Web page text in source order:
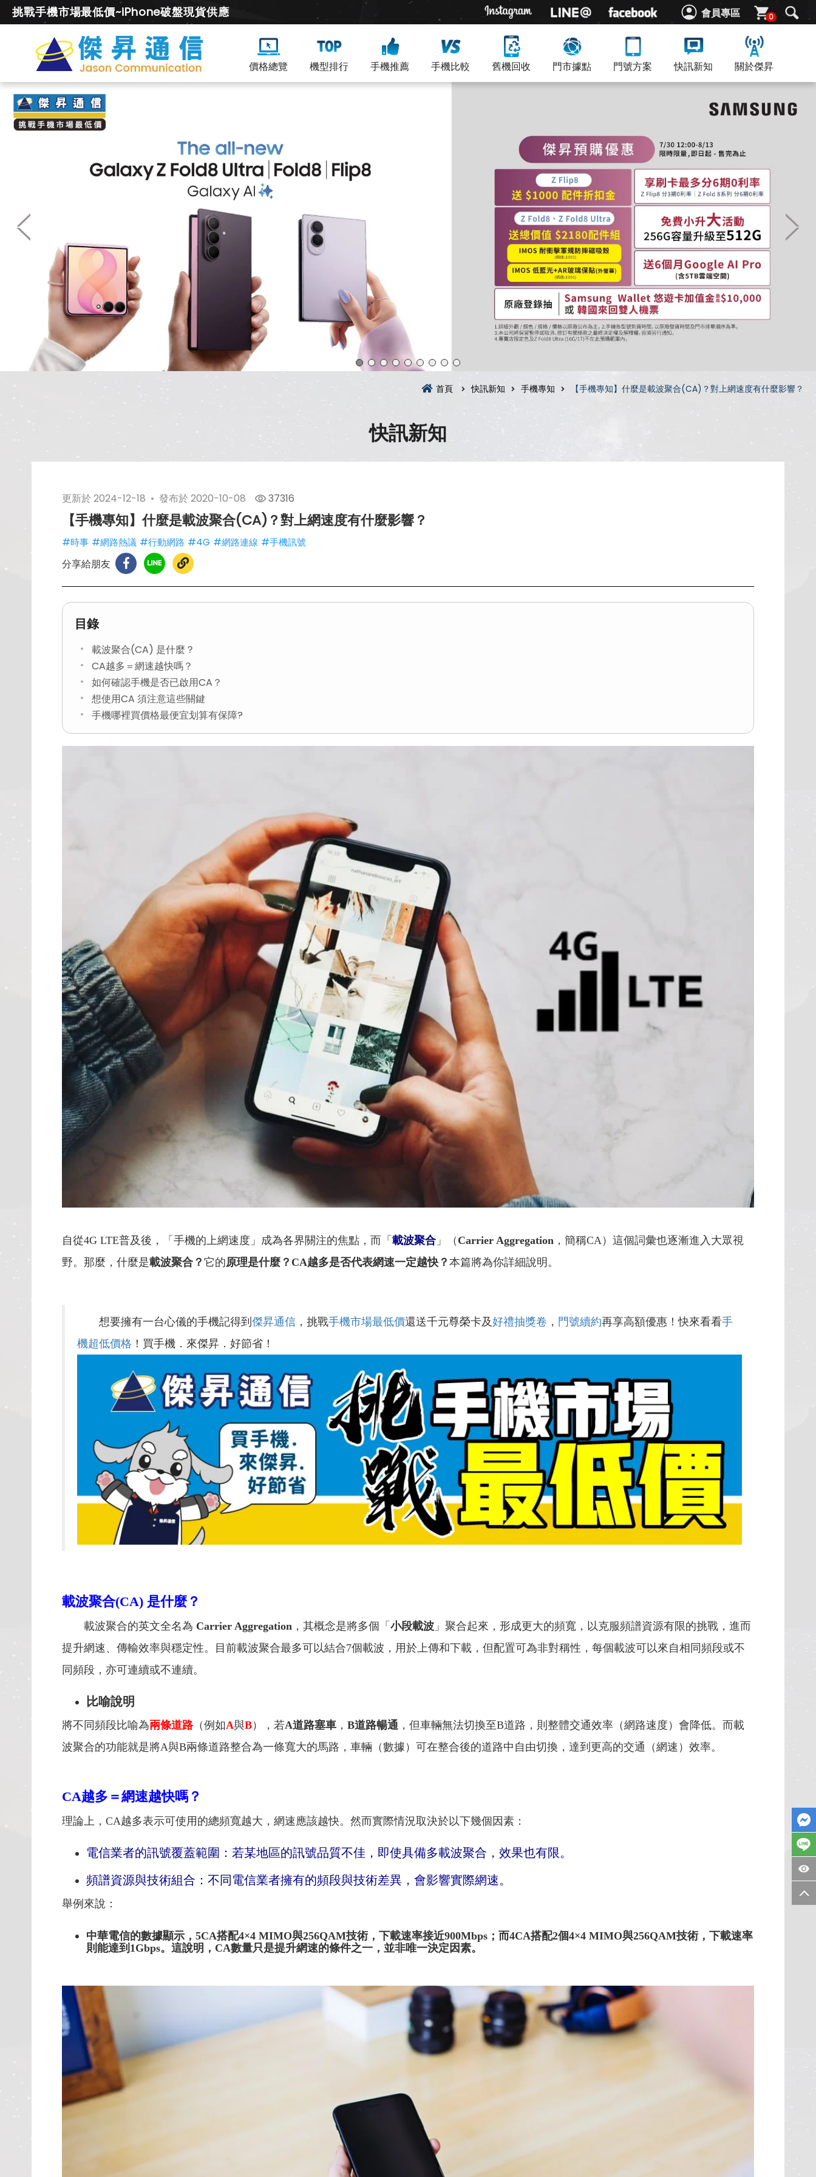
會員專區 0
挑戰手機市場最低價~iPhone破盤現貨供應
價格總覽 機型排行 手機推薦 手機比較 舊機回收 門市據點 門號方案 快訊新知 關於傑昇
首頁 快訊新知 手機專知 【手機專知】什麼是載波聚合(CA)？對上網速度有什麼影響？
快訊新知
更新於 2024-12-18 發布於 2020-10-08 37316
【手機專知】什麼是載波聚合(CA)？對上網速度有什麼影響？
#時事 #網路熱議 #行動網路 #4G #網路連線 #手機訊號
分享給朋友
目錄
載波聚合(CA) 是什麼？
CA越多＝網速越快嗎？
如何確認手機是否已啟用CA？
想使用CA 須注意這些關鍵
手機哪裡買價格最便宜划算有保障?
自從4G LTE普及後，「手機的上網速度」成為各界關注的焦點，而「 載波聚合 」（ Carrier Aggregation ，簡稱CA）這個詞彙也逐漸進入大眾視
野。那麼，什麼是載波聚合？ 它的原理是什麼？CA越多是否代表網速一定越快？ 本篇將為你詳細說明。
想要擁有一台心儀的手機記得到 傑昇通信 ，挑戰手機市場最低價還送千元尊榮卡及好禮抽獎卷 ， 門號續約再享高額優惠！快來看看手
機超低價格 ！買手機．來傑昇．好節省！
載波聚合(CA) 是什麼？
載波聚合的英文全名為 Carrier Aggregation ，其概念是將多個「 小段載波 」聚合起來，形成更大的頻寬，以克服頻譜資源有限的挑戰，進而
提升網速、傳輸效率與穩定性。目前載波聚合最多可以結合7個載波，用於上傳和下載，但配置可為非對稱性，每個載波可以來自相同頻段或不
同頻段，亦可連續或不連續。
比喻說明
將不同頻段比喻為兩條道路（例如A與B），若A道路塞車 ， B道路暢通 ，但車輛無法切換至B道路，則整體交通效率（網路速度）會降低。而載
波聚合的功能就是將A與B兩條道路整合為一條寬大的馬路，車輛（數據）可在整合後的道路中自由切換，達到更高的交通（網速）效率。
CA越多＝網速越快嗎？
理論上，CA越多表示可使用的總頻寬越大，網速應該越快。然而實際情況取決於以下幾個因素：
電信業者的訊號覆蓋範圍：若某地區的訊號品質不佳，即使具備多載波聚合，效果也有限。
頻譜資源與技術組合：不同電信業者擁有的頻段與技術差異，會影響實際網速。
舉例來說：
中華電信的數據顯示，5CA搭配4×4 MIMO與256QAM技術，下載速率接近900Mbps；而4CA搭配2個4×4 MIMO與256QAM技術，下載速率
則能達到1Gbps。這說明，CA數量只是提升網速的條件之一，並非唯一決定因素。